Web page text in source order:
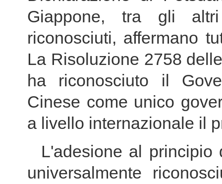
Giappone, tra gli altri
riconosciuti, affermano
La Risoluzione 2758
ha riconosciuto il
Cinese come unico
a livello internazionale il
L'adesione al
universalmente